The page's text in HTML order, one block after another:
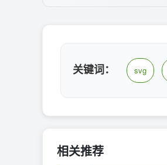
关键词： svg
相关推荐